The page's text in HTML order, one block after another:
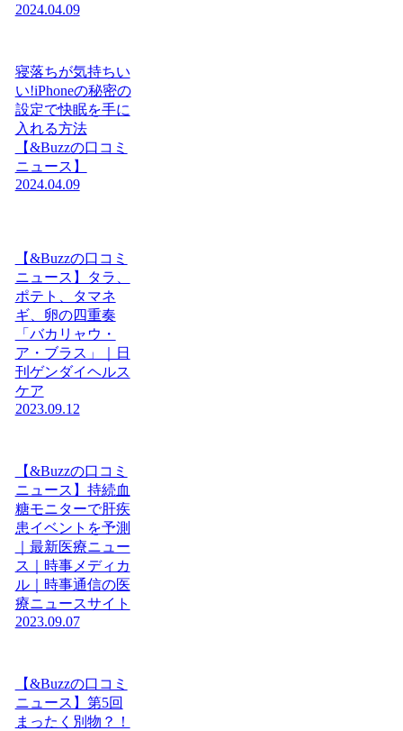
2024.04.09
寝落ちが気持ちい
い!iPhoneの秘密の
設定で快眠を手に
入れる方法
【&Buzzの口コミ
ニュース】
2024.04.09
【&Buzzの口コミ
ニュース】タラ、
ポテト、タマネ
ギ、卵の四重奏
「バカリャウ・
ア・ブラス」｜日
刊ゲンダイヘルス
ケア
2023.09.12
【&Buzzの口コミ
ニュース】持続血
糖モニターで肝疾
患イベントを予測
｜最新医療ニュー
ス｜時事メディカ
ル｜時事通信の医
療ニュースサイト
2023.09.07
【&Buzzの口コミ
ニュース】第5回
まったく別物？！